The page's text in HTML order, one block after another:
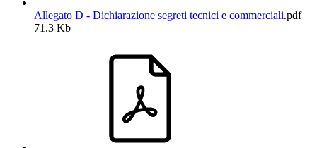
Allegato D - Dichiarazione segreti tecnici e commerciali.pdf
71.3 Kb